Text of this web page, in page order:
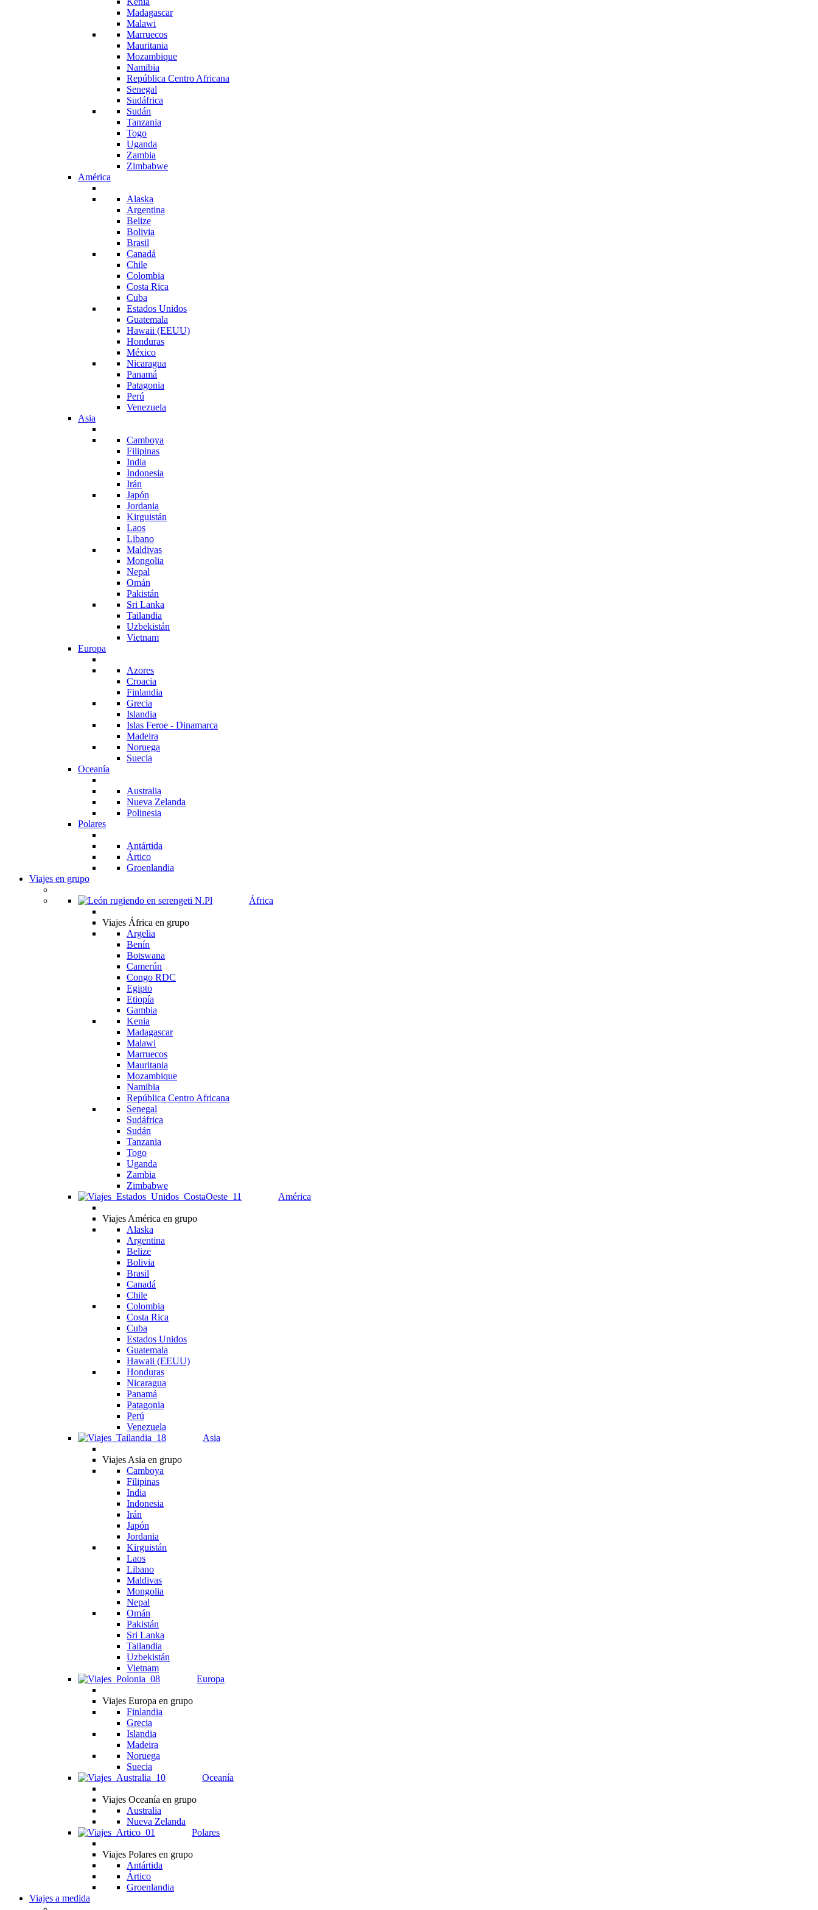
Madagascar
Malawi
Marruecos
Mauritania
Mozambique
Namibia
República Centro Africana
Senegal
Sudáfrica
Sudán
Tanzania
Togo
Uganda
Zambia
Zimbabwe
América
Alaska
Argentina
Belize
Bolivia
Brasil
Canadá
Chile
Colombia
Costa Rica
Cuba
Estados Unidos
Guatemala
Hawaii (EEUU)
Honduras
México
Nicaragua
Panamá
Patagonia
Perú
Venezuela
Asia
Camboya
Filipinas
India
Indonesia
Irán
Japón
Jordania
Kirguistán
Laos
Libano
Maldivas
Mongolia
Nepal
Omán
Pakistán
Sri Lanka
Tailandia
Uzbekistán
Vietnam
Europa
Azores
Croacia
Finlandia
Grecia
Islandia
Islas Feroe - Dinamarca
Madeira
Noruega
Suecia
Oceanía
Australia
Nueva Zelanda
Polinesia
Polares
Antártida
Ártico
Groenlandia
Viajes en grupo
África
Viajes África en grupo
Argelia
Benín
Botswana
Camerún
Congo RDC
Egipto
Etiopía
Gambia
Kenia
Madagascar
Malawi
Marruecos
Mauritania
Mozambique
Namibia
República Centro Africana
Senegal
Sudáfrica
Sudán
Tanzania
Togo
Uganda
Zambia
Zimbabwe
América
Viajes América en grupo
Alaska
Argentina
Belize
Bolivia
Brasil
Canadá
Chile
Colombia
Costa Rica
Cuba
Estados Unidos
Guatemala
Hawaii (EEUU)
Honduras
Nicaragua
Panamá
Patagonia
Perú
Venezuela
Asia
Viajes Asia en grupo
Camboya
Filipinas
India
Indonesia
Irán
Japón
Jordania
Kirguistán
Laos
Libano
Maldivas
Mongolia
Nepal
Omán
Pakistán
Sri Lanka
Tailandia
Uzbekistán
Vietnam
Europa
Viajes Europa en grupo
Finlandia
Grecia
Islandia
Madeira
Noruega
Suecia
Oceanía
Viajes Oceanía en grupo
Australia
Nueva Zelanda
Polares
Viajes Polares en grupo
Antártida
Ártico
Groenlandia
Viajes a medida